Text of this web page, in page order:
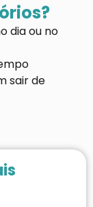
dia ou no
sair de